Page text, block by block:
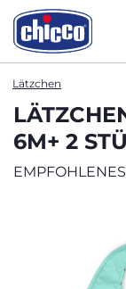
Lätzchen
6M+ 2